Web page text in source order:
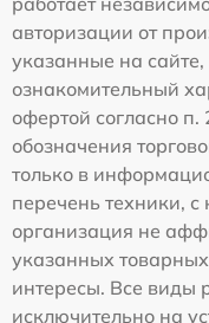
авторизации от
указанные на
ознакомительный
офертой согласно
обозначения
только в
перечень техники,
организация не
указанных
интересы. Все виды
исключительно на